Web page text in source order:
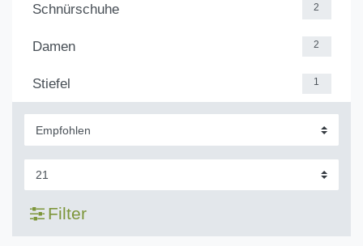
Schnürschuhe 2
Damen 2
Stiefel 1
Filter